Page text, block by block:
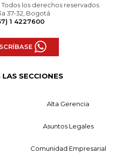
los derechos reservados.
37-32, Bogotá
1 4227600
SECCIONES
Alta Gerencia
Asuntos Legales
Comunidad Empresarial